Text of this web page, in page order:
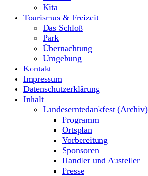
Kita
Tourismus & Freizeit
Das Schloß
Park
Übernachtung
Umgebung
Kontakt
Impressum
Datenschutzerklärung
Inhalt
Landeserntedankfest (Archiv)
Programm
Ortsplan
Vorbereitung
Sponsoren
Händler und Austeller
Presse